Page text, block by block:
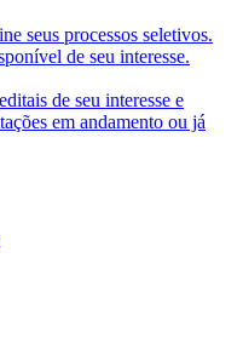
seus processos seletivos.
de seu interesse.
de seu interesse e
em andamento ou já